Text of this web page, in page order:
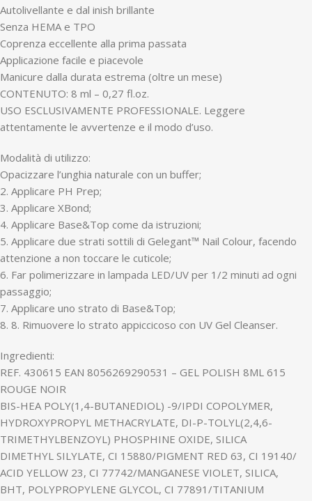
Autolivellante e dal inish brillante
Senza HEMA e TPO
Coprenza eccellente alla prima passata
Applicazione facile e piacevole
Manicure dalla durata estrema (oltre un mese)
CONTENUTO: 8 ml – 0,27 fl.oz.
USO ESCLUSIVAMENTE PROFESSIONALE. Leggere
attentamente le avvertenze e il modo d’uso.
Modalità di utilizzo:
Opacizzare l’unghia naturale con un buffer;
2. Applicare PH Prep;
3. Applicare XBond;
4. Applicare Base&Top come da istruzioni;
5. Applicare due strati sottili di Gelegant™ Nail Colour, facendo
attenzione a non toccare le cuticole;
6. Far polimerizzare in lampada LED/UV per 1/2 minuti ad ogni
passaggio;
7. Applicare uno strato di Base&Top;
8. 8. Rimuovere lo strato appiccicoso con UV Gel Cleanser.
Ingredienti:
REF. 430615 EAN 8056269290531 – GEL POLISH 8ML 615
ROUGE NOIR
BIS-HEA POLY(1,4-BUTANEDIOL) -9/IPDI COPOLYMER,
HYDROXYPROPYL METHACRYLATE, DI-P-TOLYL(2,4,6-
TRIMETHYLBENZOYL) PHOSPHINE OXIDE, SILICA
DIMETHYL SILYLATE, CI 15880/PIGMENT RED 63, CI 19140/
ACID YELLOW 23, CI 77742/MANGANESE VIOLET, SILICA,
BHT, POLYPROPYLENE GLYCOL, CI 77891/TITANIUM